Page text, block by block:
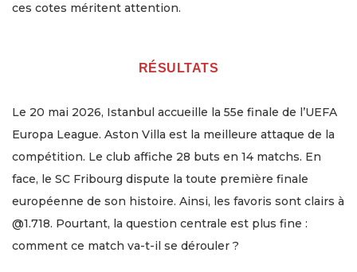
ces cotes méritent attention.
RÉSULTATS
Le 20 mai 2026, Istanbul accueille la 55e finale de l’UEFA
Europa League. Aston Villa est la meilleure attaque de la
compétition. Le club affiche 28 buts en 14 matchs. En
face, le SC Fribourg dispute la toute première finale
européenne de son histoire. Ainsi, les favoris sont clairs à
@1.718. Pourtant, la question centrale est plus fine :
comment ce match va-t-il se dérouler ?